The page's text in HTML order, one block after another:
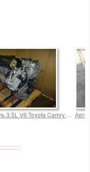
3.5L V6 Toyota Camry 2GRFE